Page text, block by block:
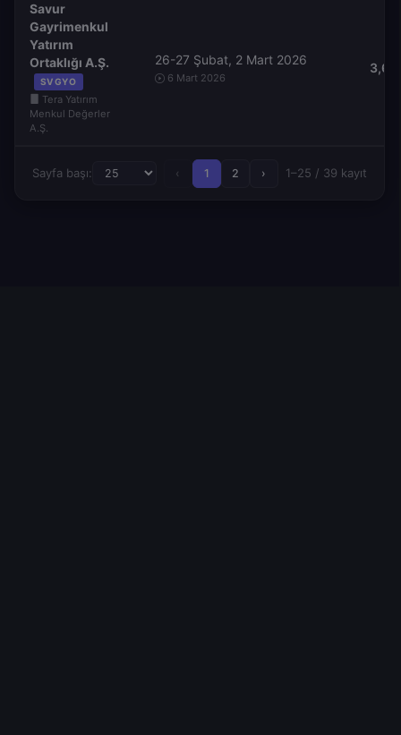
Savur
Gayrimenkul
Yatırım
Ortaklığı A.Ş.
SVGYO
Tera Yatırım
Menkul Değerler
A.Ş.
26-27 Şubat, 2 Mart 2026
6 Mart 2026
3,64
Sayfa başı: ‹ 1 2 › 1–25 / 39 kayıt